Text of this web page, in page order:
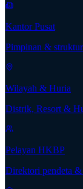
Kantor Pusat
Pimpinan &
Wilayah & Huria
Distrik, Resort &
Pelayan HKBP
Direktori pendeta &